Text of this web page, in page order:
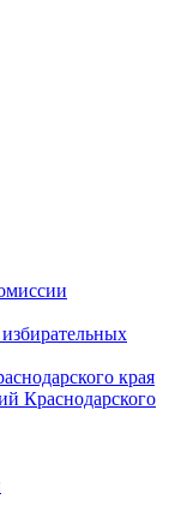
края
Краснодарского